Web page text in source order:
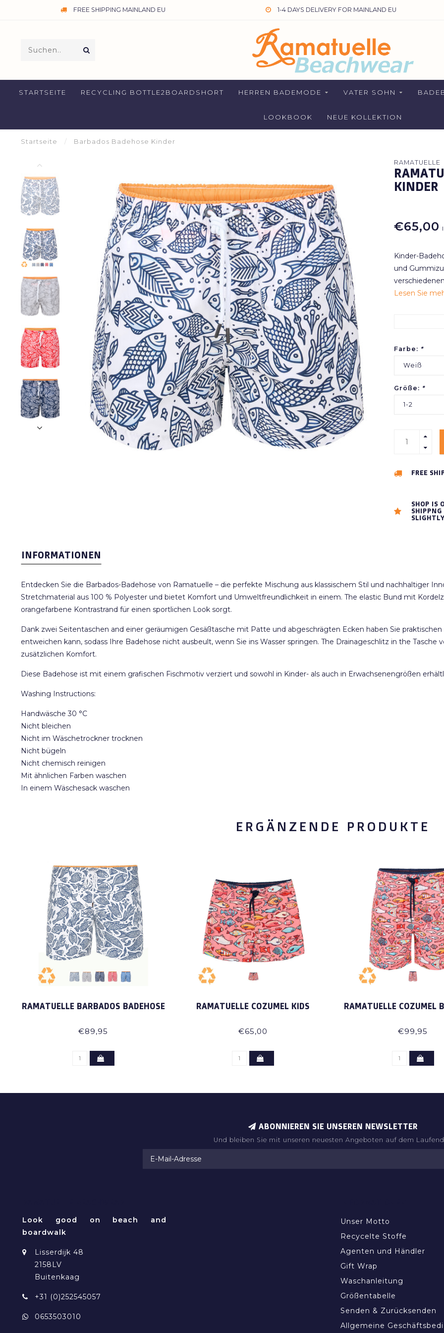
FREE SHIPPING MAINLAND EU 1-4 DAYS DELIVERY FOR MAINLAND EU
STARTSEITE RECYCLING BOTTLE2BOARDSHORT HERREN BADEMODE VATER SOHN
LOOKBOOK NEUE KOLLEKTION
Startseite / Barbados Badehose Kinder
RAMATUELLE
KINDER
€65,00
Kinder-
und
Lesen Sie
Farbe: *
Weiß
Größe: *
1-2
FREE
SHOP IS
INFORMATIONEN
Entdecken Sie die Barbados-Badehose von Ramatuelle – die perfekte Mischung aus klassischem Stil und nachhaltiger
Stretchmaterial aus 100 % Polyester und bietet Komfort und Umweltfreundlichkeit in einem. The elastic Bund mit
orangefarbene Kontrastrand für einen sportlichen Look sorgt.
Dank zwei Seitentaschen and einer geräumigen Gesäßtasche mit Patte und abgeschrägten Ecken haben Sie
entweichen kann, sodass Ihre Badehose nicht ausbeult, wenn Sie ins Wasser springen. The Drainageschlitz in the
zusätzlichen Komfort.
Diese Badehose ist mit einem grafischen Fischmotiv verziert und sowohl in Kinder- als auch in Erwachsenengrößen
Washing Instructions:
Handwäsche 30 °C
Nicht bleichen
Nicht im Wäschetrockner trocknen
Nicht bügeln
Nicht chemisch reinigen
Mit ähnlichen Farben waschen
In einem Wäschesack waschen
ERGÄNZENDE PRODUKTE
RAMATUELLE BARBADOS BADEHOSE
€89,95
RAMATUELLE COZUMEL KIDS
€65,00
RAMATUELLE COZUMEL
€99,95
ABONNIEREN SIE UNSEREN NEWSLETTER
Und bleiben Sie mit unseren neuesten Angeboten auf dem
Look good on beach and
boardwalk
Lisserdijk 48
2158LV
Buitenkaag
+31 (0)252545057
0653503010
Unser Motto
Recycelte Stoffe
Agenten und Händler
Gift Wrap
Waschanleitung
Größentabelle
Senden & Zurücksenden
Allgemeine